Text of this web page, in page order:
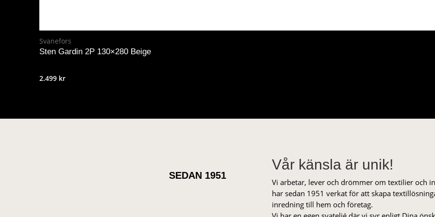
Svanefors
Sten Gardin 2P 130×280 Beige
2.499 kr
SEDAN 1951
Vår känsla är unik!
Vi arbetar, lever och drömmer om textilier och
har sedan 1951 verkat för att skapa
inredning till hem och företag.